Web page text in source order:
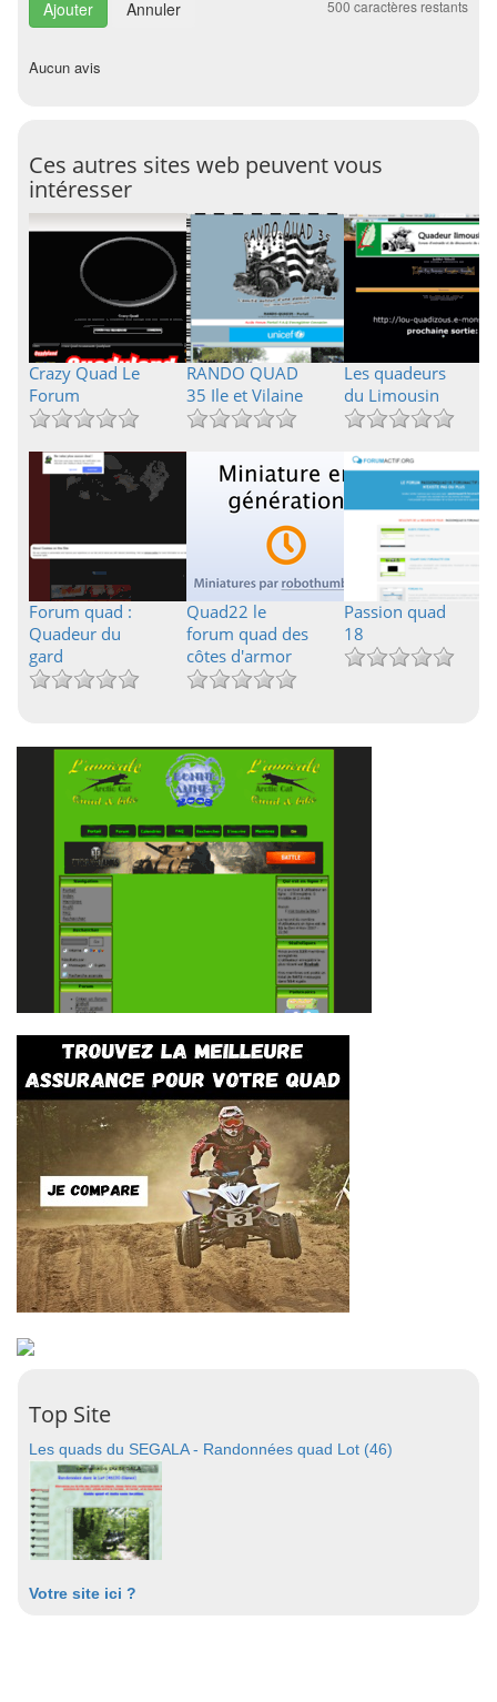
Annuler 500 caractères restants
Aucun avis
Ces autres sites web peuvent vous
intéresser
Crazy Quad Le
Forum
RANDO QUAD
35 Ile et Vilaine
Les quadeurs
du Limousin
Forum quad :
Quadeur du
gard
Quad22 le
forum quad des
côtes d'armor
Passion quad
18
Top Site
Les quads du SEGALA - Randonnées quad Lot (46)
Votre site ici ?